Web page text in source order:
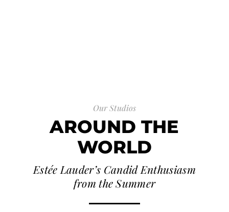
Our Studios
AROUND THE
WORLD
Estée Lauder’s Candid Enthusiasm
from the Summer